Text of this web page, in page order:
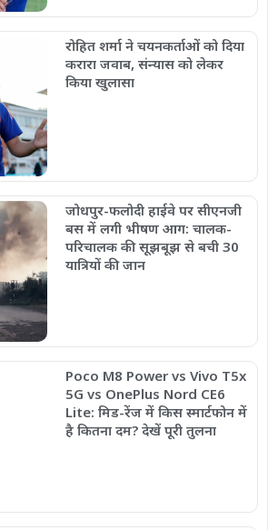
रोहित शर्मा ने चयनकर्ताओं को दिया
करारा जवाब, संन्यास को लेकर
किया खुलासा
जोधपुर-फलोदी हाईवे पर सीएनजी
बस में लगी भीषण आग: चालक-
परिचालक की सूझबूझ से बची 30
यात्रियों की जान
Poco M8 Power vs Vivo T5x
5G vs OnePlus Nord CE6
Lite: मिड-रेंज में किस स्मार्टफोन में
है कितना दम? देखें पूरी तुलना